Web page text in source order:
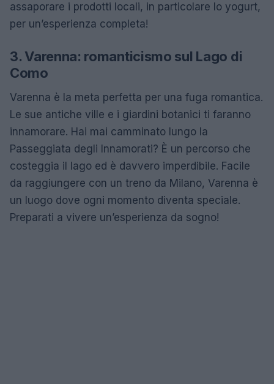
assaporare i prodotti locali, in particolare lo yogurt,
per un’esperienza completa!
3. Varenna: romanticismo sul Lago di
Como
Varenna è la meta perfetta per una fuga romantica.
Le sue antiche ville e i giardini botanici ti faranno
innamorare. Hai mai camminato lungo la
Passeggiata degli Innamorati? È un percorso che
costeggia il lago ed è davvero imperdibile. Facile
da raggiungere con un treno da Milano, Varenna è
un luogo dove ogni momento diventa speciale.
Preparati a vivere un’esperienza da sogno!